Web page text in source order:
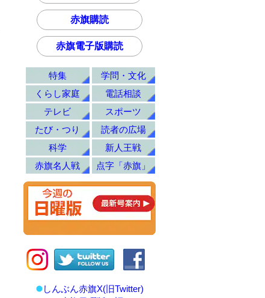
赤旗購読
赤旗電子版購読
特集
学問・文化
くらし家庭
電話相談
テレビ
スポーツ
たび・つり
読者の広場
科学
新人王戦
赤旗名人戦
点字「赤旗」
しんぶん赤旗X(旧Twitter)